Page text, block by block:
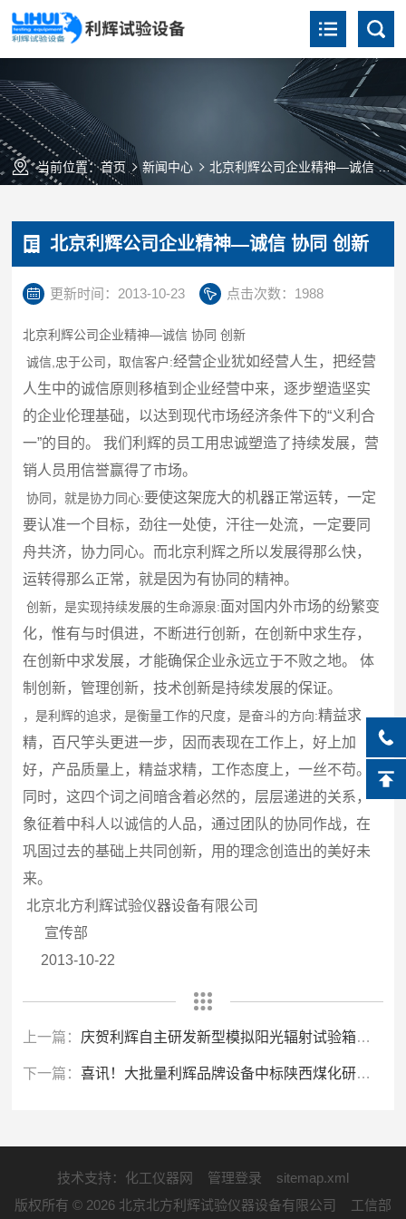
当前位置：首页 新闻中心 北京利辉公司企业精神—诚信 协同 创新
北京利辉公司企业精神—诚信 协同 创新
更新时间：2013-10-23 点击次数：1988
北京利辉公司企业精神—诚信协同创新
诚信, 忠于公司，取信客户:经营企业犹如经营人生，把经营
人生中的诚信原则移植到企业经营中来，逐步塑造坚实
的企业伦理基础，以达到现代市场经济条件下的“义利合
一”的目的。 我们利辉的员工用忠诚塑造了持续发展，营
销人员用信誉赢得了市场。
协同，就是协力同心:要使这架庞大的机器正常运转，一定
要认准一个目标，劲往一处使，汗往一处流，一定要同
舟共济，协力同心。而北京利辉之所以发展得那么快，
运转得那么正常，就是因为有协同的精神。
创新，是实现持续发展的生命源泉:面对国内外市场的纷繁变
化，惟有与时俱进，不断进行创新，在创新中求生存，
在创新中求发展，才能确保企业永远立于不败之地。 体
制创新，管理创新，技术创新是持续发展的保证。
，是利辉的追求，是衡量工作的尺度，是奋斗的方向:精益求
精，百尺竽头更进一步，因而表现在工作上，好上加
好，产品质量上，精益求精，工作态度上，一丝不苟。
同时，这四个词之间暗含着必然的，层层递进的关系，
象征着中科人以诚信的人品，通过团队的协同作战，在
巩固过去的基础上共同创新，用的理念创造出的美好未
来。
北京北方利辉试验仪器设备有限公司
宣传部
2013-10-22
上一篇： 庆贺利辉自主研发新型模拟阳光辐射试验箱顺利验收
下一篇：喜讯！大批量利辉品牌设备中标陕西煤化研究院
技术支持： 化工仪器网 管理登录
sitemap.xml
版权所有 © 2026 北京北方利辉试验仪器设备有限公司 工信部